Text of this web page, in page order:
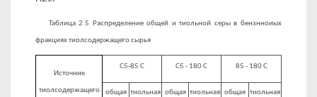
Таблица 2.5 Распределение общей и тиольной серы в бензнноиых
фракциях тиолсодержащего сырья
Источник
тиолсодержащего
С5-85 С C5 - 180 C 85 - 180 С
общая тиольная общая тиольная общая тиольная